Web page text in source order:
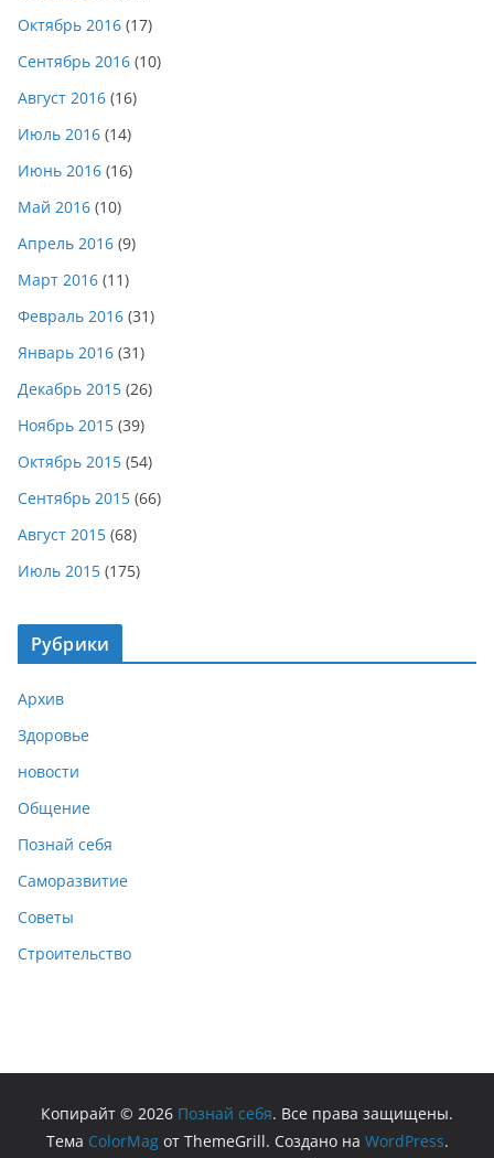
Октябрь 2016 (17)
Сентябрь 2016 (10)
Август 2016 (16)
Июль 2016 (14)
Июнь 2016 (16)
Май 2016 (10)
Апрель 2016 (9)
Март 2016 (11)
Февраль 2016 (31)
Январь 2016 (31)
Декабрь 2015 (26)
Ноябрь 2015 (39)
Октябрь 2015 (54)
Сентябрь 2015 (66)
Август 2015 (68)
Июль 2015 (175)
Рубрики
Архив
Здоровье
новости
Общение
Познай себя
Саморазвитие
Советы
Строительство
Копирайт © 2026 Познай себя. Все права защищены.
Тема ColorMagот ThemeGrill. Создано на WordPress.